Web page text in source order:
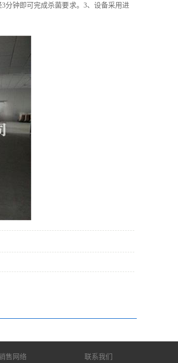
分钟即可完成杀菌要求。3、设备采用进
售网络 联系我们